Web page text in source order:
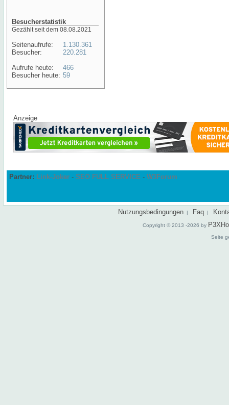
Besucherstatistik
Gezählt seit dem 08.08.2021
Seitenaufrufe:
Besucher:
Aufrufe heute:
Besucher heute:
1.130.361
220.281
466
59
Anzeige
Partner: Link-Joker - SEO FULL SERVICE - W3Forum
Nutzungsbedingungen | Faq |
Copyright © 2013 -2026 by
Seite